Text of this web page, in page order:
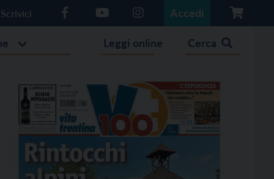
Scrivici Accedi
Leggi online Cerca